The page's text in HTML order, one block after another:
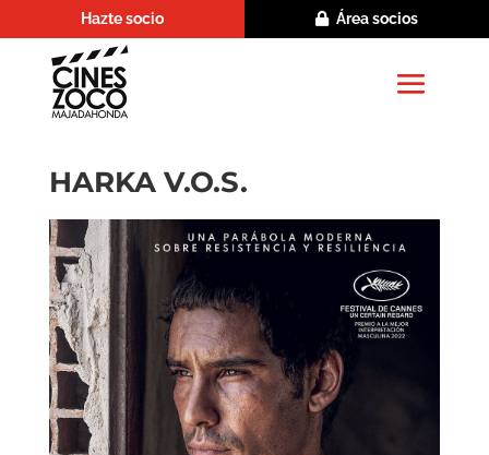
Hazte socio Área socios
HARKA V.O.S.